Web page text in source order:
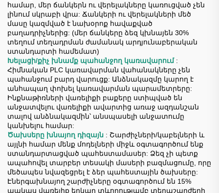
համար, մեր ճանկերն ու վերելակները կառուցված չեն
լինում սկրաբի վրա: Ճանկերի ու վերելակների մեծ
մասը կազմված է նախօրոք հավաքված
բաղադրիչներից: (մեր ճանկերը ձեզ կխնայեն 30%
տեղում տեղադրման ժամանակ արդյունաբերական
ստանդարտի համեմատ)
Խելացի/քիչ խնամք պահանջող կառավարում :
Հիմնական PLC կառավարման վահանակները չեն
պահանջում բարդ վարուցք: Անձնակազմը կարող է
անհապաղ փոխել կառավարման պարամետրերը:
Ինքնաթիռների վառելիքի բաքերը ստիպված են
անջատվելու վառելիքի ավարտից առաջ ազդանշան
տալով անձնակազմին՝ անսպասելի անջատումը
կանխելու համար:
Ծախսերը խնայող դիզայն : Շարժիչների/կաբելների և
այլնի համար մենք մոդելների միջև օգտագործում ենք
ստանդարտացված պահեստամասեր: Ձեզ չի պետք
ապահովել տարբեր տեսակի մասերի բազմացումը, որը
մեծապես նվազեցրել է ձեր պահեստային ծախսերը:
Էներգախնայող շարժիչները օգտագործում են 15%
պակաս վառելիք երկար տևողությամբ տեղաշարժերի